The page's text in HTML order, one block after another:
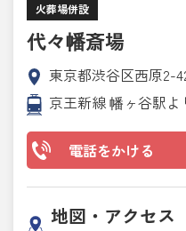
火葬場併設
代々幡斎場
東京都渋谷区西原2-
京王新線 幡ヶ谷駅
電話をかける
地図・アクセス